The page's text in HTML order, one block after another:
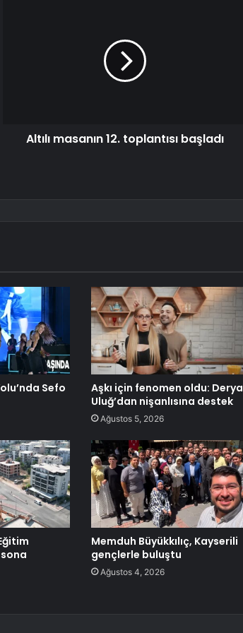
Altılı masanın 12. toplantısı başladı
Sefo
Aşkı için fenomen oldu: Derya
Uluğ’dan nişanlısına destek
Ağustos 5, 2026
Memduh Büyükkılıç, Kayserili
gençlerle buluştu
Ağustos 4, 2026